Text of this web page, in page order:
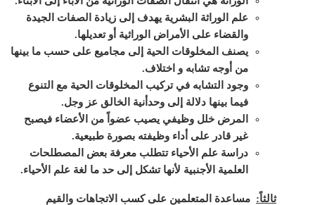
علم الوراثة البشرية يهدف إلى زيادة الصفات الجيدة
والقضاء على الأمراض الوراثية أو تعديلها.
يصنف المخلوقات الحية إلى مجاميع على حسب ما بينها
من أوجه تشابه و اختلاف.
وجود التشابه في تركيب المخلوقات الحية مع التنوع
فيما بينها دلالة إلى وحدأنية الخالق عز وجل.
المرض خلل وظيفي يصيب عضواً من الأعضاء فيصبح
غير قادر على أداء وظيفته بصورة طبيعية.
دراسة علم الأحياء تتطلب معرفة بعض المصطلحات
العلمية الأجنبية لأنها تشكل إلى حد ما لغة علم الأحياء.
ثالثاً: مساعدة المتعلمين على كسب الاتجاهات والقيم